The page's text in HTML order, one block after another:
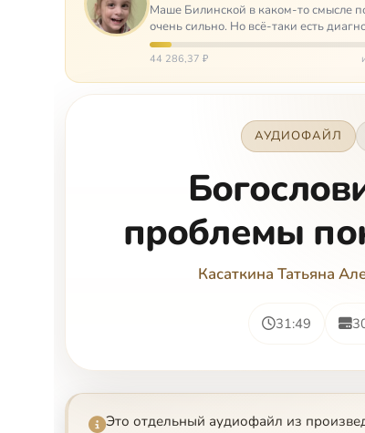
Маше Билинской в каком-то смысле
очень сильно. Но всё-таки есть
ходит, и от т…
44 286,37 ₽
АУДИОФАЙЛ
проблемы
Касаткина Татьяна
31:49
Это отдельный аудиофайл из